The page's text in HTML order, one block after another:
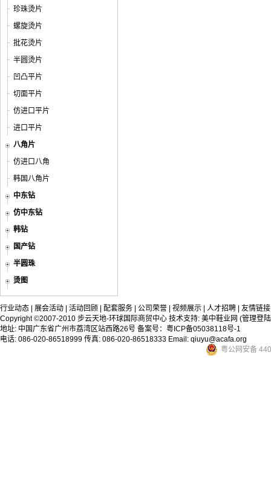
珍珠烫片
螺旋烫片
批花烫片
半圆烫片
凹凸平片
切面平片
仿进口平片
进口平片
八角片
仿进口八角
韩国八角片
中东钻
仿中东钻
韩钻
国产钻
半圆珠
烫图
行业动态 | 展会活动 | 活动回顾 | 配套服务 | 公司荣誉 | 视频展示 | 人才招聘 | 友情链接
Copyright ©2007-2010 步云天地-环球国际商贸中心 技术支持: 美中鞋业网 (管理登
地址: 中国广东省广州市荔湾区站西路26号 备案号：粤ICP备05038118号-1
电话: 086-020-86518999 传真: 086-020-86518333 Email: qiuyu@acafa.org
粤公网安备